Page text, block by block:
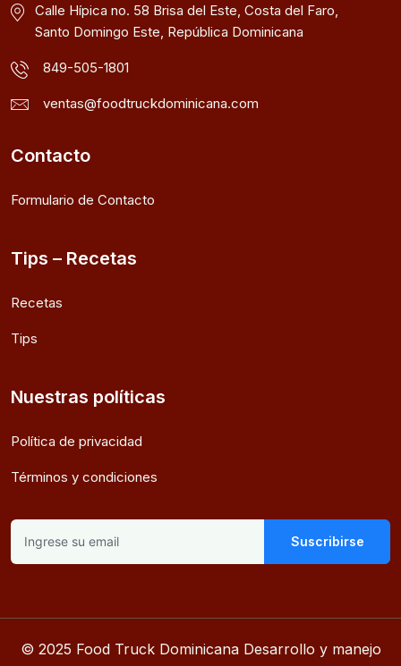
Calle Hípica no. 58 Brisa del Este, Costa del Faro,
Santo Domingo Este, República Dominicana
849-505-1801
ventas@foodtruckdominicana.com
Contacto
Formulario de Contacto
Tips – Recetas
Recetas
Tips
Nuestras políticas
Política de privacidad
Términos y condiciones
Suscribirse
© 2025 Food Truck Dominicana Desarrollo y manejo